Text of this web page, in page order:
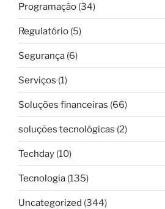
Programação (34)
Regulatório (5)
Segurança (6)
Serviços (1)
Soluções financeiras (66)
soluções tecnológicas (2)
Techday (10)
Tecnologia (135)
Uncategorized (344)